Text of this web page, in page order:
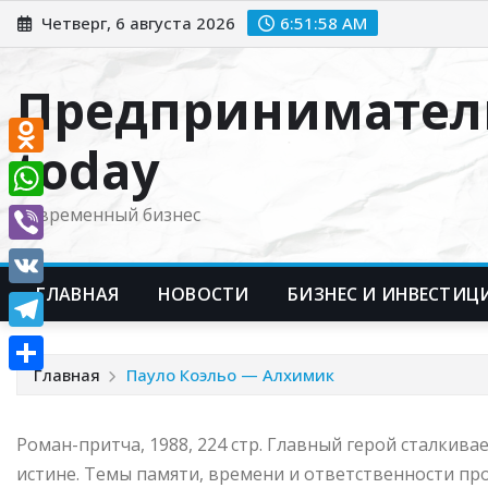
Перейти
к
Четверг, 6 августа 2026 6:51:59 AM
today
Современный бизнес
ГЛАВНАЯ НОВОСТИ БИЗНЕС И
Главная Пауло Коэльо — Алхимик
Роман-притча, 1988, 224 стр. Главный герой
истине. Темы памяти, времени и ответственности
Odnoklassniki
WhatsApp
Viber
VK
Telegram
Отправить